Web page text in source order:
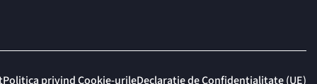
Politica privind Cookie-urileDeclarație de Confidențialitate (UE)